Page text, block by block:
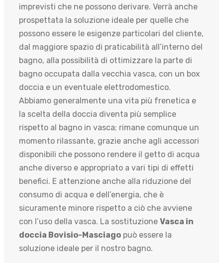
imprevisti che ne possono derivare. Verrà anche
prospettata la soluzione ideale per quelle che
possono essere le esigenze particolari del cliente,
dal maggiore spazio di praticabilità all’interno del
bagno, alla possibilità di ottimizzare la parte di
bagno occupata dalla vecchia vasca, con un box
doccia e un eventuale elettrodomestico.
Abbiamo generalmente una vita più frenetica e
la scelta della doccia diventa più semplice
rispetto al bagno in vasca; rimane comunque un
momento rilassante, grazie anche agli accessori
disponibili che possono rendere il getto di acqua
anche diverso e appropriato a vari tipi di effetti
benefici. E attenzione anche alla riduzione del
consumo di acqua e dell’energia, che è
sicuramente minore rispetto a ciò che avviene
con l’uso della vasca. La sostituzione Vasca in
doccia Bovisio-Masciago può essere la
soluzione ideale per il nostro bagno.